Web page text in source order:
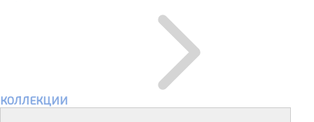
КОЛЛЕКЦИИ